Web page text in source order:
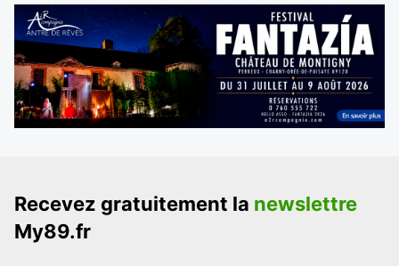
Recevez gratuitement la newslettre
My89.fr